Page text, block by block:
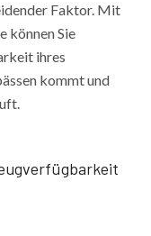
Faktor. Mit
können Sie
ihres
kommt und